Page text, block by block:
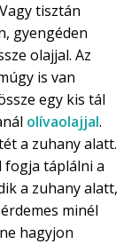
tisztán
gyengéden
olajjal. Az
is van
egy kis tál
olívaolajjal.
a zuhany alatt.
fogja táplálni a
a zuhany alatt,
minél
hagyjon